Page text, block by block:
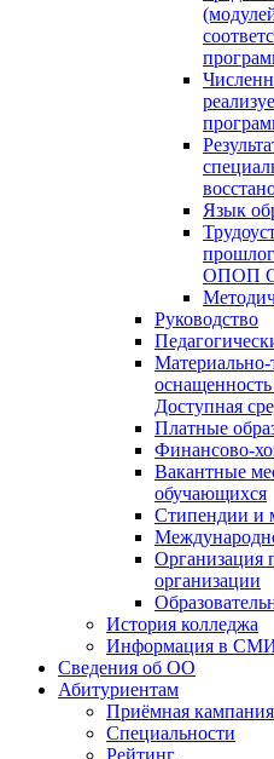
Язык
ОПОП
Руководство
Материально-
оснащенность
Доступная
Платные
Финансово-
Вакантные
обучающихся
Стипендии и
Организация
организации
История колледжа
Информация в СМИ
Сведения об ОО
Абитуриентам
Приёмная
Специальности
Рейтинг